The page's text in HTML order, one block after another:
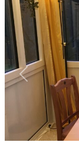
Vorheriges